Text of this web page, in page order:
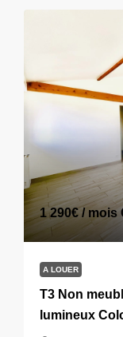
1 290€ / mois
A LOUER
T3 Non
lumineux